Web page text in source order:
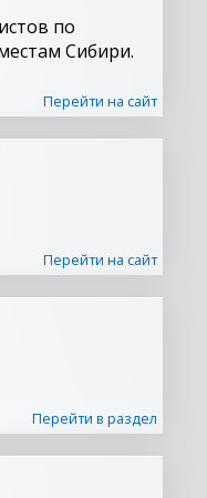
по
Сибири.
Перейти на сайт
Перейти на сайт
Перейти в раздел